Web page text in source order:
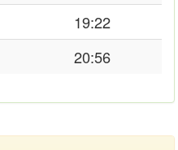
19:22
20:56